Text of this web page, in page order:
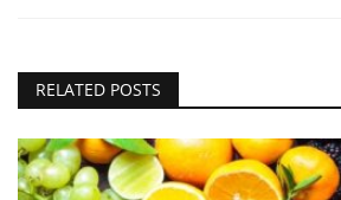
RELATED POSTS